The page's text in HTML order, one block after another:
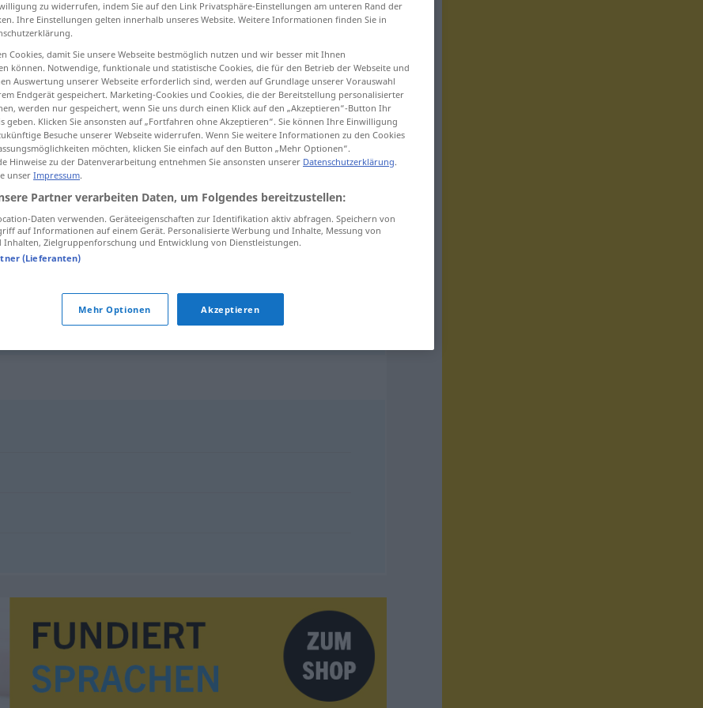
RuderSteuer
aus dem Ruderlaufen
zu widerrufen, indem Sie auf den Link Privatsphäre-Einstellungen am unteren Rand der
Ihre Einstellungen gelten innerhalb unseres Website. Weitere Informationen finden Sie in
Cookies, damit Sie unsere Webseite bestmöglich nutzen und wir besser mit Ihnen
können. Notwendige, funktionale und statistische Cookies, die für den Betrieb der Webseite und
Auswertung unserer Webseite erforderlich sind, werden auf Grundlage unserer Vorauswahl
Endgerät gespeichert. Marketing-Cookies und Cookies, die der Bereitstellung personalisierter
werden nur gespeichert, wenn Sie uns durch einen Klick auf den „Akzeptieren“-Button Ihr
geben. Klicken Sie ansonsten auf „Fortfahren ohne Akzeptieren“. Sie können Ihre Einwilligung
Besuche unserer Webseite widerrufen. Wenn Sie weitere Informationen zu den Cookies
möchten, klicken Sie einfach auf den Button „Mehr Optionen“.
Hinweise zu der Datenverarbeitung entnehmen Sie ansonsten unserer Datenschutzerklärung.
unser Impressum.
Partner verarbeiten Daten, um Folgendes bereitzustellen:
Daten verwenden. Geräteeigenschaften zur Identifikation aktiv abfragen. Speichern von
auf Informationen auf einem Gerät. Personalisierte Werbung und Inhalte, Messung von
Inhalten, Zielgruppenforschung und Entwicklung von Dienstleistungen.
(Lieferanten)
Mehr Optionen Akzeptieren